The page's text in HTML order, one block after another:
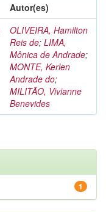
Autor(es)
OLIVEIRA, Hamilton
Reis de; LIMA,
Mônica de Andrade;
MONTE, Kerlen
Andrade do;
MILITÃO, Vivianne
Benevides
1